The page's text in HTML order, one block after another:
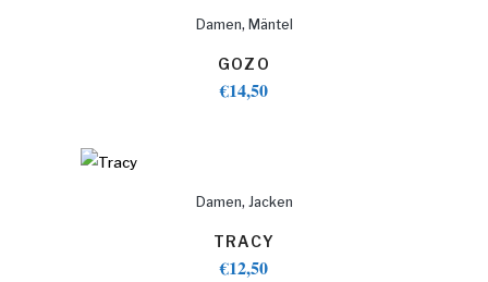
Damen, Mäntel
GOZO
€14,50
Damen, Jacken
TRACY
€12,50